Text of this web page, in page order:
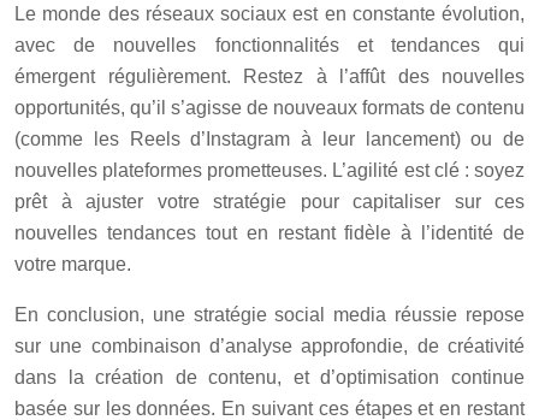
Le monde des réseaux sociaux est en constante évolution,
avec de nouvelles fonctionnalités et tendances qui
émergent régulièrement. Restez à l’affût des nouvelles
opportunités, qu’il s’agisse de nouveaux formats de contenu
(comme les Reels d’Instagram à leur lancement) ou de
nouvelles plateformes prometteuses. L’agilité est clé : soyez
prêt à ajuster votre stratégie pour capitaliser sur ces
nouvelles tendances tout en restant fidèle à l’identité de
votre marque.
En conclusion, une stratégie social media réussie repose
sur une combinaison d’analyse approfondie, de créativité
dans la création de contenu, et d’optimisation continue
basée sur les données. En suivant ces étapes et en restant